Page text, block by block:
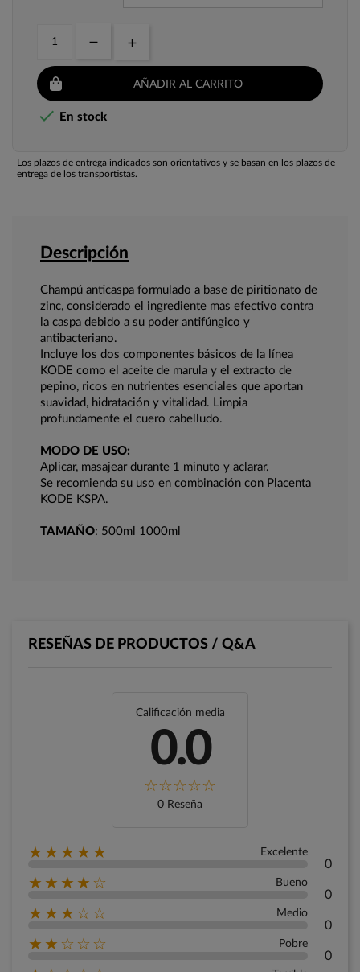
AÑADIR AL CARRITO
 En stock
Los plazos de entrega indicados son orientativos y se basan en los plazos de
entrega de los transportistas.
Descripción
Champú anticaspa formulado a base de piritionato de
zinc, considerado el ingrediente mas efectivo contra
la caspa debido a su poder antifúngico y
antibacteriano.
Incluye los dos componentes básicos de la línea
KODE como el aceite de marula y el extracto de
pepino, ricos en nutrientes esenciales que aportan
suavidad, hidratación y vitalidad. Limpia
profundamente el cuero cabelludo.
MODO DE USO:
Aplicar, masajear durante 1 minuto y aclarar.
Se recomienda su uso en combinación con Placenta
KODE KSPA.
TAMAÑO: 500ml 1000ml
RESEÑAS DE PRODUCTOS / Q&A
Calificación media
0.0
0 Reseña
★★★★★ Excelente
0
★★★★☆ Bueno
0
★★★☆☆ Medio
0
★★☆☆☆ Pobre
0